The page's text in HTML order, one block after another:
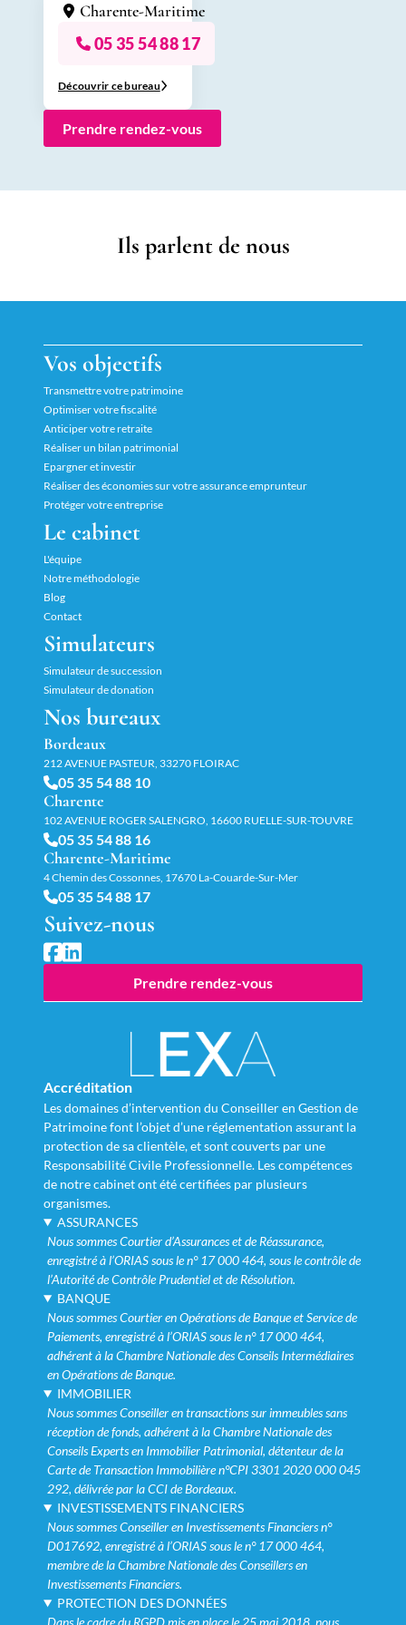
Charente-Maritime
05 35 54 88 17
Découvrir ce bureau
Prendre rendez-vous
Ils parlent de nous
Vos objectifs
Transmettre votre patrimoine
Optimiser votre fiscalité
Anticiper votre retraite
Réaliser un bilan patrimonial
Epargner et investir
Réaliser des économies sur votre assurance emprunteur
Protéger votre entreprise
Le cabinet
L'équipe
Notre méthodologie
Blog
Contact
Simulateurs
Simulateur de succession
Simulateur de donation
Nos bureaux
Bordeaux
212 AVENUE PASTEUR, 33270 FLOIRAC
05 35 54 88 10
Charente
102 AVENUE ROGER SALENGRO, 16600 RUELLE-SUR-TOUVRE
05 35 54 88 16
Charente-Maritime
4 Chemin des Cossonnes, 17670 La-Couarde-Sur-Mer
05 35 54 88 17
Suivez-nous
Prendre rendez-vous
Accréditation
Les domaines d’intervention du Conseiller en Gestion de
Patrimoine font l’objet d’une réglementation assurant la
protection de sa clientèle, et sont couverts par une
Responsabilité Civile Professionnelle. Les compétences
de notre cabinet ont été certifiées par plusieurs
organismes.
ASSURANCES
Nous sommes Courtier d’Assurances et de Réassurance,
enregistré à l’ORIAS sous le n° 17 000 464, sous le contrôle de
l’Autorité de Contrôle Prudentiel et de Résolution.
BANQUE
Nous sommes Courtier en Opérations de Banque et Service de
Paiements, enregistré à l’ORIAS sous le n° 17 000 464,
adhérent à la Chambre Nationale des Conseils Intermédiaires
en Opérations de Banque.
IMMOBILIER
Nous sommes Conseiller en transactions sur immeubles sans
réception de fonds, adhérent à la Chambre Nationale des
Conseils Experts en Immobilier Patrimonial, détenteur de la
Carte de Transaction Immobilière n°CPI 3301 2020 000 045
292, délivrée par la CCI de Bordeaux.
INVESTISSEMENTS FINANCIERS
Nous sommes Conseiller en Investissements Financiers n°
D017692, enregistré à l’ORIAS sous le n° 17 000 464,
membre de la Chambre Nationale des Conseillers en
Investissements Financiers.
PROTECTION DES DONNÉES
Dans le cadre du RGPD mis en place le 25 mai 2018, nous